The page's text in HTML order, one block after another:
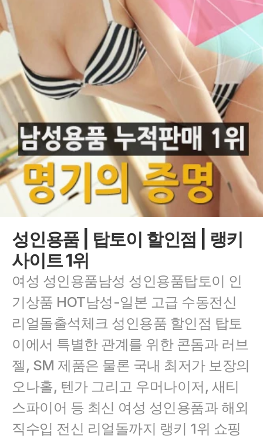
성인용품 | 탑토이 할인점 | 랭키
사이트 1위
여성 성인용품남성 성인용품탑토이 인
기상품 HOT남성-일본 고급 수동전신
리얼돌출석체크 성인용품 할인점 탑토
이에서 특별한 관계를 위한 콘돔과 러브
젤, SM 제품은 물론 국내 최저가 보장의
오나홀, 텐가 그리고 우머나이저, 새티
스파이어 등 최신 여성 성인용품과 해외
직수입 전신 리얼돌까지 랭키 1위 쇼핑